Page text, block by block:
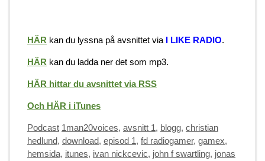
HÄR kan du lyssna på avsnittet via I LIKE RADIO.
HÄR kan du ladda ner det som mp3.
HÄR hittar du avsnittet via RSS
Och HÄR i iTunes
Categories
Podcast Tags
1man20voices, avsnitt 1, blogg, christian
hedlund, download, episod 1, fd radiogamer, gamex,
hemsida, itunes, ivan nickcevic, john f swartling, jonas